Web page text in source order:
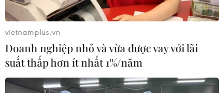
vietnamplus.vn
Doanh nghiệp nhỏ và vừa được vay với lãi
suất thấp hơn ít nhất 1%/năm